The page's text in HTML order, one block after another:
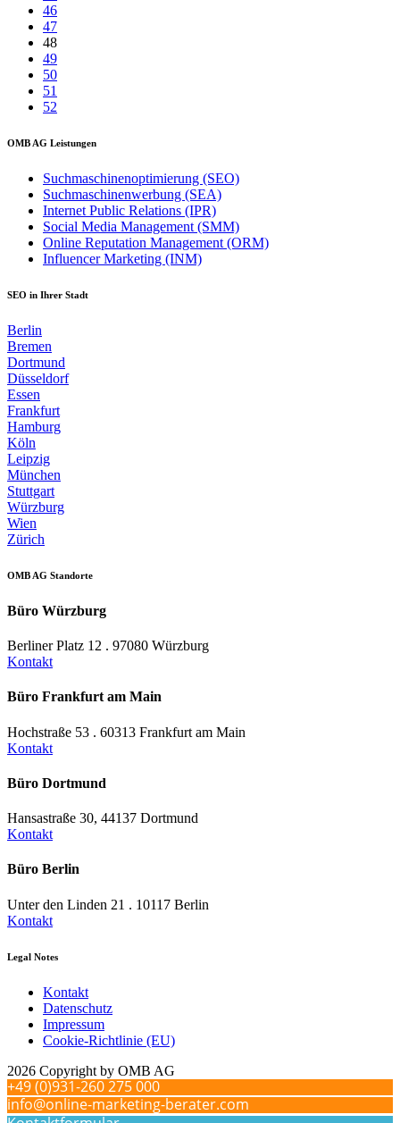
46
47
48
49
50
51
52
OMB AG Leistungen
Suchmaschinenoptimierung (SEO)
Suchmaschinenwerbung (SEA)
Internet Public Relations (IPR)
Social Media Management (SMM)
Online Reputation Management (ORM)
Influencer Marketing (INM)
SEO in Ihrer Stadt
Berlin
Bremen
Dortmund
Düsseldorf
Essen
Frankfurt
Hamburg
Köln
Leipzig
München
Stuttgart
Würzburg
Wien
Zürich
OMB AG Standorte
Büro Würzburg
Berliner Platz 12 . 97080 Würzburg
Kontakt
Büro Frankfurt am Main
Hochstraße 53 . 60313 Frankfurt am Main
Kontakt
Büro Dortmund
Hansastraße 30, 44137 Dortmund
Kontakt
Büro Berlin
Unter den Linden 21 . 10117 Berlin
Kontakt
Legal Notes
Kontakt
Datenschutz
Impressum
Cookie-Richtlinie (EU)
2026 Copyright by OMB AG
+49 (0)931-260 275 000
info@online-marketing-berater.com